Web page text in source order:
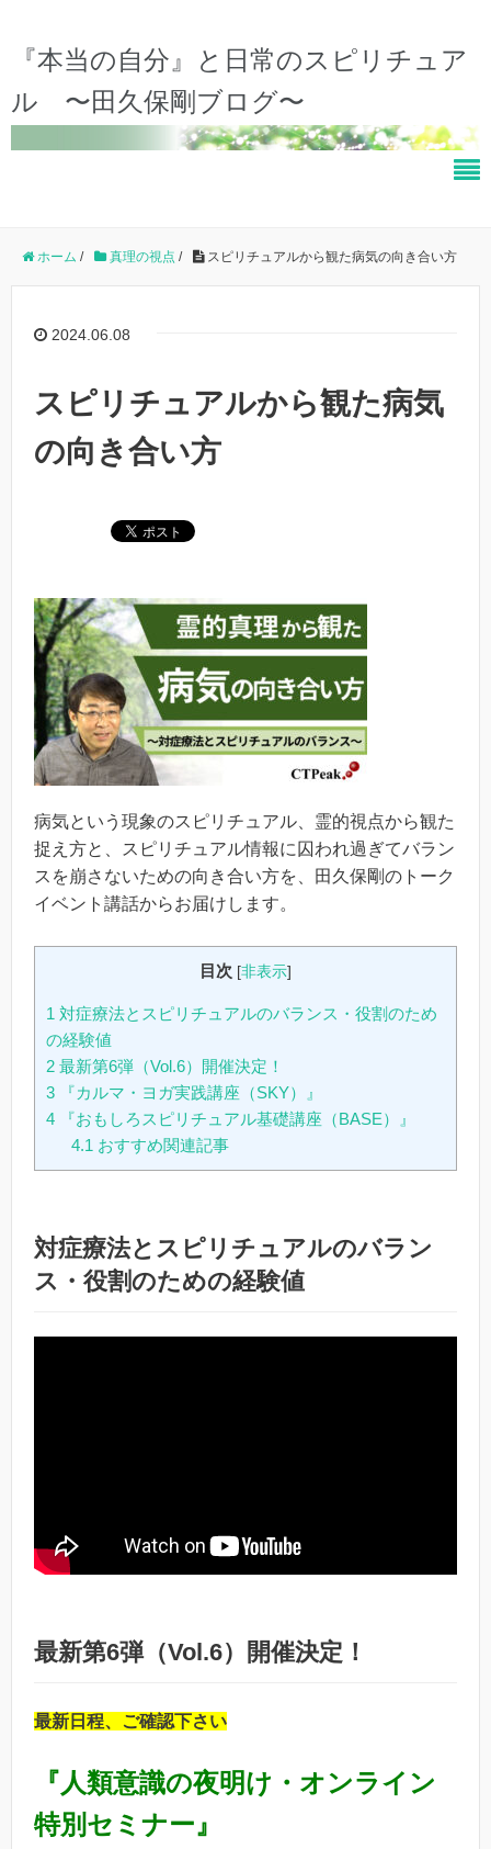
『本当の自分』と日常のスピリチュア
ル 〜田久保剛ブログ〜
ホーム / 真理の視点 / スピリチュアルから観た病気の向き合い方
2024.06.08
スピリチュアルから観た病気
の向き合い方
病気という現象のスピリチュアル、霊的視点から観た
捉え方と、スピリチュアル情報に囚われ過ぎてバラン
スを崩さないための向き合い方を、田久保剛のトーク
イベント講話からお届けします。
目次 [非表示]
1 対症療法とスピリチュアルのバランス・役割のため
の経験値
2 最新第6弾（Vol.6）開催決定！
3 『カルマ・ヨガ実践講座（SKY）』
4 『おもしろスピリチュアル基礎講座（BASE）』
4.1 おすすめ関連記事
対症療法とスピリチュアルのバラン
ス・役割のための経験値
最新第6弾（Vol.6）開催決定！
最新日程、ご確認下さい
『人類意識の夜明け・オンライン
特別セミナー』